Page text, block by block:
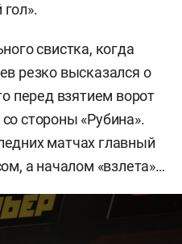
свистка, когда
резко высказался о
перед взятием ворот
стороны «Рубина».
матчах главный
а началом «взлета»…